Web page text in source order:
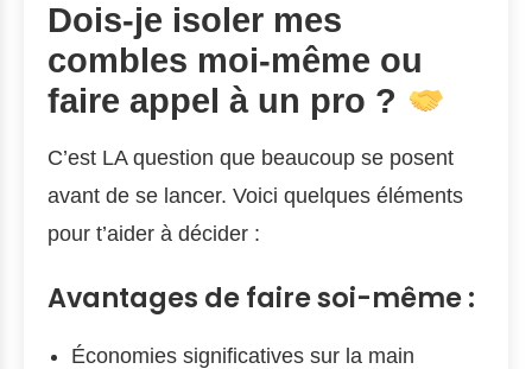
Dois-je isoler mes
combles moi-même ou
faire appel à un pro ?
C’est LA question que beaucoup se posent
avant de se lancer. Voici quelques éléments
pour t’aider à décider :
Avantages de faire soi-même :
Économies significatives sur la main